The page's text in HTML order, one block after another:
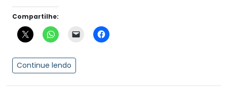
Compartilhe:
Continue lendo